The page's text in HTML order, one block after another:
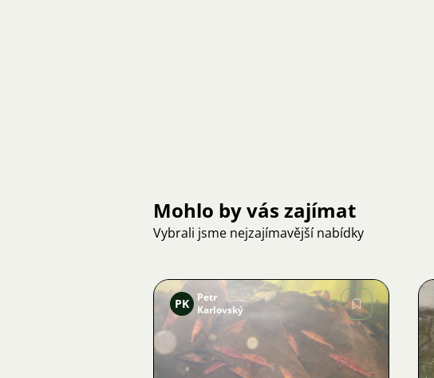
Mohlo by vás zajímat
Vybrali jsme nejzajímavější nabídky
Obrázek
PK
Petr
Karlovský